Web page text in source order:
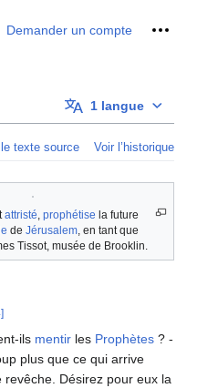
Demander un compte Outils
1 langue
texte source Voir l’historique
attristé, prophétise la future
de Jérusalem, en tant que
Tissot, musée de Brooklin.
ils mentir les Prophètes ? -
plus que ce qui arrive
revêche. Désirez pour eux la